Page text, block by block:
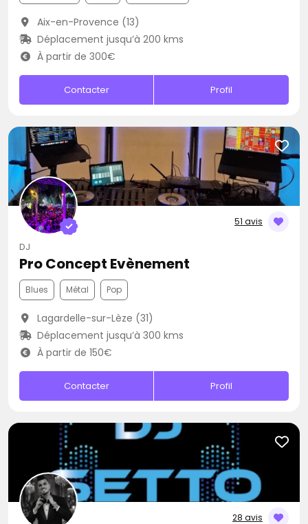
Aix-en-Provence (13)
Déplacement jusqu’à 200 kms
À partir de 300€
Contacter Profil
51 avis
DJ
Pro Concept Evènement
Blues Métal Pop
Lagardelle-sur-Lèze (31)
Déplacement jusqu’à 300 kms
À partir de 150€
Contacter Profil
28 avis